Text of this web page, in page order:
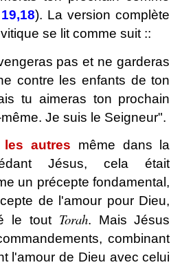
). La version complète
se lit comme suit ::
pas et ne garderas
contre les enfants de ton
tu aimeras ton prochain
Je suis le Seigneur".
autres même dans la
Jésus, cela était
un précepte fondamental,
de l'amour pour Dieu,
le toutTorah. Mais Jésus
combinant
l'amour de Dieu avec celui